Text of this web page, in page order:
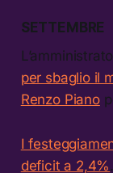
SETTEMBRE
per sbaglio il
Renzo Piano
I
deficit a 2,4% .